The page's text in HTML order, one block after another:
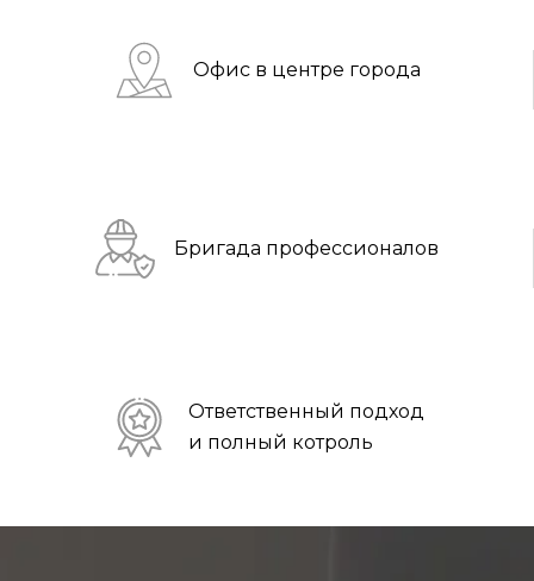
Офис в центре города
Бригада профессионалов
Ответственный подход
и полный котроль